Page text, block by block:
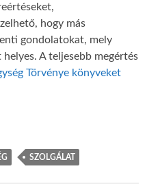
hogy más
gondolatokat, mely
A teljesebb megértés
Törvénye könyveket
SZOLGÁLAT